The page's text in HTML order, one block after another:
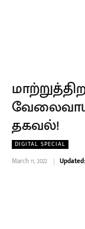
தகவல்!
DIGITAL SPECIAL
March 11, 2022 Updated: